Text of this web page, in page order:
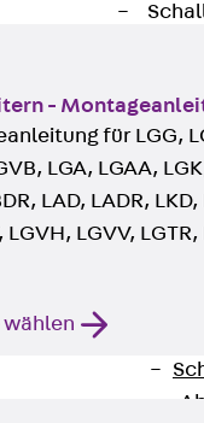
-
für LGG,
LGA, LGAA,
LAD, LADR,
LGVH, LGVV, LGTR,
wählen